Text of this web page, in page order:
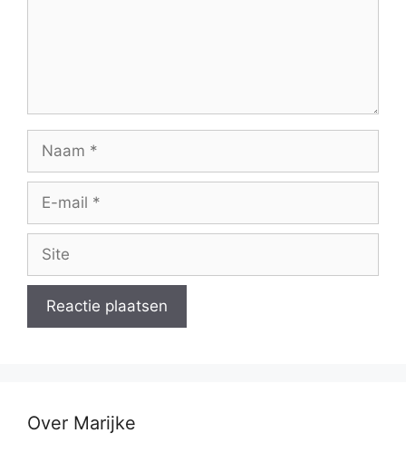
Naam
Site
Over Marijke